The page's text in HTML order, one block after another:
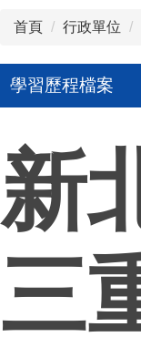
首頁 行政單位
學習歷程檔案
新
三